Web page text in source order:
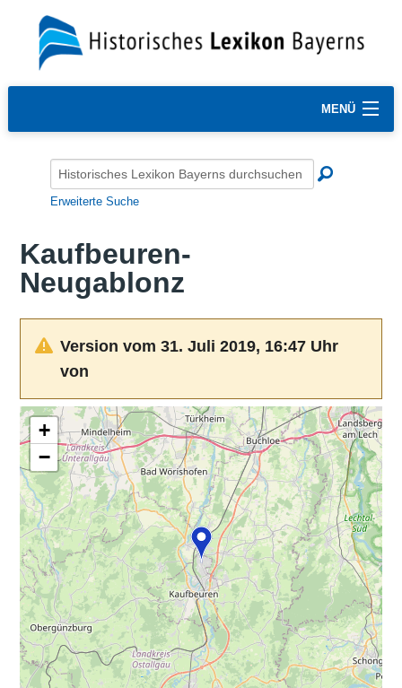
MENÜ
Erweiterte Suche
Kaufbeuren-
Neugablonz
Version vom 31. Juli 2019, 16:47 Uhr
von
+
−